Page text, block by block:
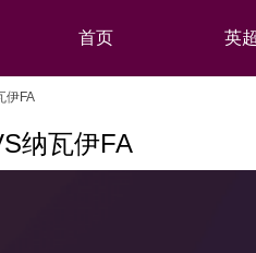
首页 英
伊FA
纳瓦伊FA